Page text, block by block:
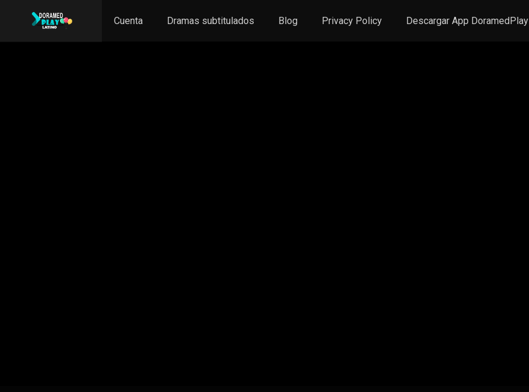
Cuenta Dramas subtitulados Blog Privacy Policy Descargar App DoramedPlay